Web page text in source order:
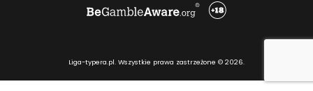
Liga-typera.pl. Wszystkie prawa zastrzeżone © 2026.